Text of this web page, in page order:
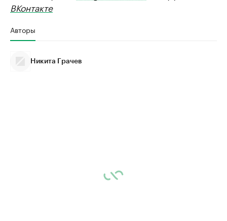
ВКонтакте
Авторы
Никита Грачев